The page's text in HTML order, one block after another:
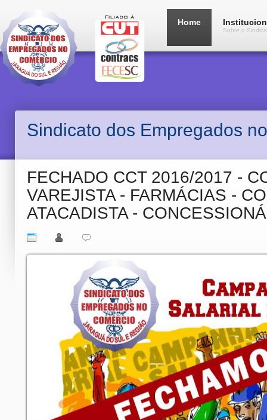
Home
Sobre o
Sindicato dos Empregados
FECHADO CCT 2016/2017 -
VAREJISTA - FARMÁCIAS -
ATACADISTA -